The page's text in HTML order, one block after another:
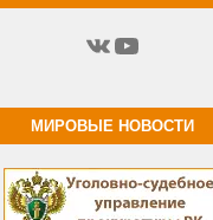
ВКонтакте
YouTube
МИРОВЫЕ НОВОСТИ